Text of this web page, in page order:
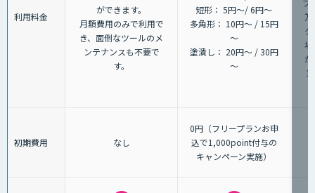
利用料金
ができます。
月額費用のみで利用で
き、面倒なツールのメ
ンテナンスも不要で
す。
短形： 5円～/ 6円～
多角形： 10円～ / 15円
～
塗潰し： 20円～ / 30円
～
場
初期費用 なし
0円（フリープランお申
込で1,000point付与の
キャンペーン実施）